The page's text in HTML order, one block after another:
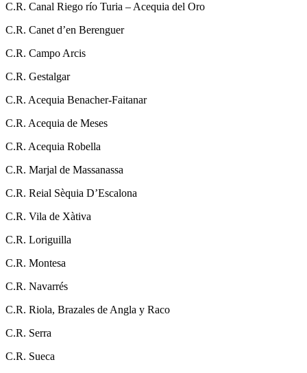
C.R. Canal Riego río Turia – Acequia del Oro
C.R. Canet d’en Berenguer
C.R. Campo Arcis
C.R. Gestalgar
C.R. Acequia Benacher-Faitanar
C.R. Acequia de Meses
C.R. Acequia Robella
C.R. Marjal de Massanassa
C.R. Reial Sèquia D’Escalona
C.R. Vila de Xàtiva
C.R. Loriguilla
C.R. Montesa
C.R. Navarrés
C.R. Riola, Brazales de Angla y Raco
C.R. Serra
C.R. Sueca